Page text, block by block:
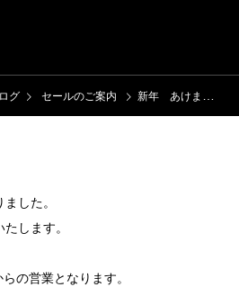
グ セールのご案内 新年 あけましておめでとうございます！
した。
します。
らの営業となります。